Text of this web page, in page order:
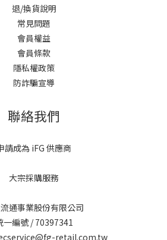
退/換貨說明
常見問題
會員權益
會員條款
隱私權政策
防詐騙宣導
聯絡我們
請成為 iFG 供應商
大宗採購服務
通事業股份有限公司
一編號 / 70397341
retail.com.tw